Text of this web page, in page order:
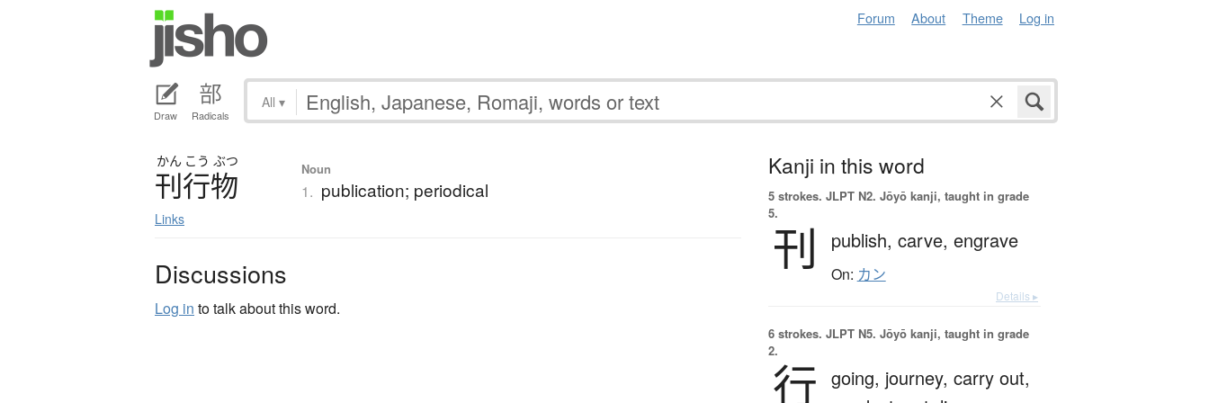
Forum About Theme Log in
Draw Radicals
All ▾
かん こう ぶつ
刊行物
Links
Noun
1. publication; periodical
Discussions
Log in to talk about this word.
Kanji in this word
5 strokes. JLPT N2. Jōyō kanji, taught in grade
5.
刊 publish, carve, engrave
On: カン
Details ▸
6 strokes. JLPT N5. Jōyō kanji, taught in grade
2.
行 going, journey, carry out,